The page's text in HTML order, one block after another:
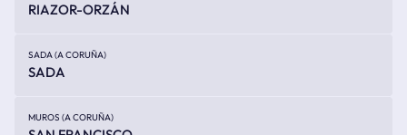
RIAZOR-ORZÁN
SADA (A CORUÑA)
SADA
MUROS (A CORUÑA)